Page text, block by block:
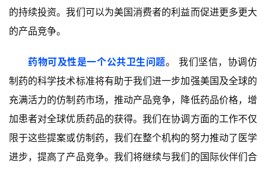
的持续投资。我们可以为美国消费者的利益而促进更多更大
的产品竞争。
药物可及性是一个公共卫生问题。 我们坚信，协调仿
制药的科学技术标准将有助于我们进一步加强美国及全球的
充满活力的仿制药市场，推动产品竞争，降低药品价格，增
加患者对全球优质药品的获得。我们在协调方面的工作不仅
限于这些提案或仿制药，我们在整个机构的努力推动了医学
进步，提高了产品竞争。我们将继续与我们的国际伙伴们合